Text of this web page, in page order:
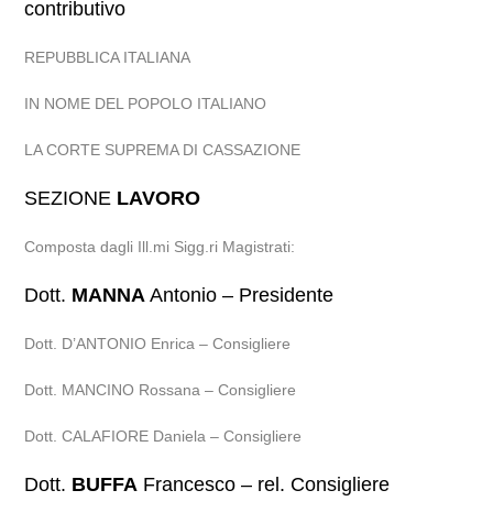
contributivo
REPUBBLICA ITALIANA
IN NOME DEL POPOLO ITALIANO
LA CORTE SUPREMA DI CASSAZIONE
SEZIONE LAVORO
Composta dagli Ill.mi Sigg.ri Magistrati:
Dott. MANNA Antonio – Presidente
Dott. D’ANTONIO Enrica – Consigliere
Dott. MANCINO Rossana – Consigliere
Dott. CALAFIORE Daniela – Consigliere
Dott. BUFFA Francesco – rel. Consigliere